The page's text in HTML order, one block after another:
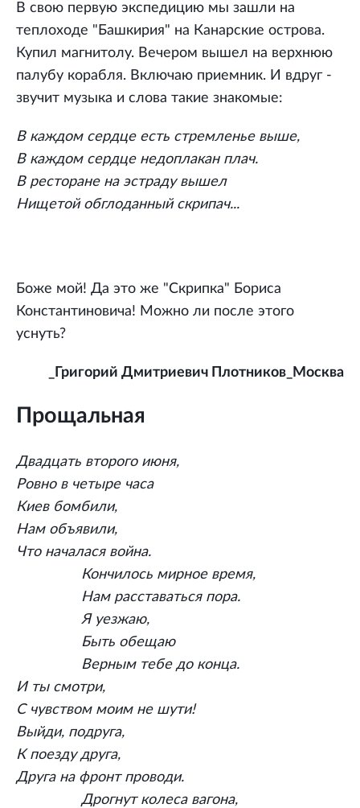
В свою первую экспедицию мы зашли на
теплоходе "Башкирия" на Канарские острова.
Купил магнитолу. Вечером вышел на верхнюю
палубу корабля. Включаю приемник. И вдруг -
звучит музыка и слова такие знакомые:
В каждом сердце есть стремленье выше,
В каждом сердце недоплакан плач.
В ресторане на эстраду вышел
Нищетой обглоданный скрипач...
Боже мой! Да это же "Скрипка" Бориса
Константиновича! Можно ли после этого
уснуть?
_Григорий Дмитриевич Плотников_Москва
Прощальная
Двадцать второго июня,
Ровно в четыре часа
Киев бомбили,
Нам объявили,
Что началася война.
Кончилось мирное время,
Нам расставаться пора.
Я уезжаю,
Быть обещаю
Верным тебе до конца.
И ты смотри,
С чувством моим не шути!
Выйди, подруга,
К поезду друга,
Друга на фронт проводи.
Дрогнут колеса вагона,